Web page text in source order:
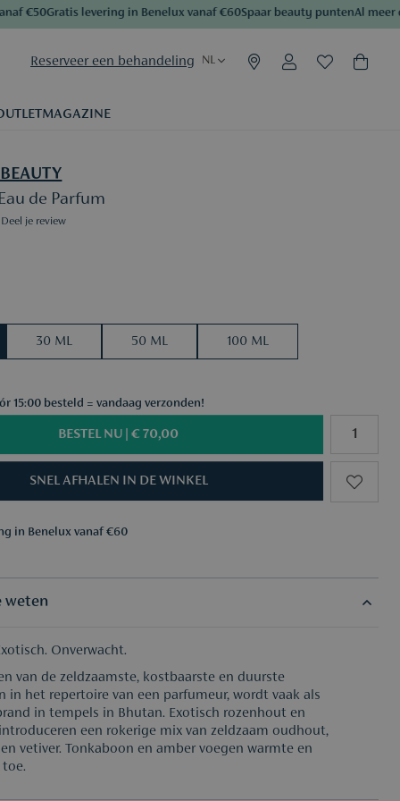
€50Gratis levering in Benelux vanaf €60Spaar beauty puntenAl meer
Reserveer een behandeling NL
MAGAZINE
de Parfum
Deel je review
30 ML 50 ML 100 ML
15:00 besteld = vandaag verzonden!
BESTEL NU |€ 70,00
SNEL AFHALEN IN DE WINKEL
in Benelux vanaf €60
weten
Onverwacht.
van de zeldzaamste, kostbaarste en duurste
in het repertoire van een parfumeur, wordt vaak als
in tempels in Bhutan. Exotisch rozenhout en
een rokerige mix van zeldzaam oudhout,
vetiver. Tonkaboon en amber voegen warmte en